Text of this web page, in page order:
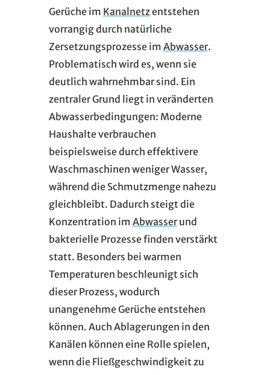
Gerüche im Kanalnetzentstehen
vorrangig durch natürliche
Zersetzungsprozesse im Abwasser.
Problematisch wird es, wenn sie
deutlich wahrnehmbar sind. Ein
zentraler Grund liegt in veränderten
Abwasserbedingungen: Moderne
Haushalte verbrauchen
beispielsweise durch effektivere
Waschmaschinen weniger Wasser,
während die Schmutzmenge nahezu
gleichbleibt. Dadurch steigt die
Konzentration im Abwasserund
bakterielle Prozesse finden verstärkt
statt. Besonders bei warmen
Temperaturen beschleunigt sich
dieser Prozess, wodurch
unangenehme Gerüche entstehen
können. Auch Ablagerungen in den
Kanälen können eine Rolle spielen,
wenn die Fließgeschwindigkeit zu